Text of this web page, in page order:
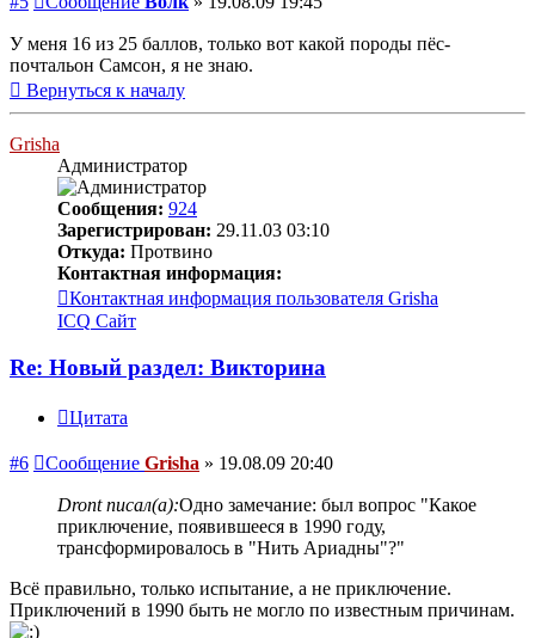
У меня 16 из 25 баллов, только вот какой породы пёс-
почтальон Самсон, я не знаю.
Вернуться к началу
Grisha
Администратор
Сообщения: 924
Зарегистрирован: 29.11.03 03:10
Откуда: Протвино
Контактная информация:
Контактная информация пользователя Grisha
ICQ Сайт
Re: Новый раздел: Викторина
Цитата
#6 Сообщение Grisha » 19.08.09 20:40
Dront писал(а):Одно замечание: был вопрос "Какое
приключение, появившееся в 1990 году,
трансформировалось в "Нить Ариадны"?"
Всё правильно, только испытание, а не приключение.
Приключений в 1990 быть не могло по известным причинам.